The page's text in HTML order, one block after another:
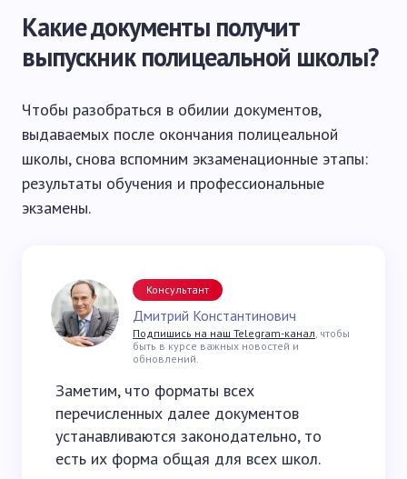
Какие документы получит
выпускник полицеальной школы?
Чтобы разобраться в обилии документов,
выдаваемых после окончания полицеальной
школы, снова вспомним экзаменационные этапы:
результаты обучения и профессиональные
экзамены.
Консультант
Дмитрий Константинович
Подпишись на наш Telegram-канал, чтобы
быть в курсе важных новостей и
обновлений.
Заметим, что форматы всех
перечисленных далее документов
устанавливаются законодательно, то
есть их форма общая для всех школ.